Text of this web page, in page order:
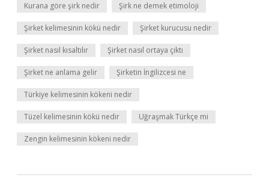
Kurana göre şirk nedir Şirk ne demek etimoloji
Şirket kelimesinin kökü nedir Şirket kurucusu nedir
Şirket nasıl kısaltılır Şirket nasıl ortaya çıktı
Şirket ne anlama gelir Şirketin İngilizcesi ne
Türkiye kelimesinin kökeni nedir
Tüzel kelimesinin kökü nedir Uğraşmak Türkçe mi
Zengin kelimesinin kökeni nedir